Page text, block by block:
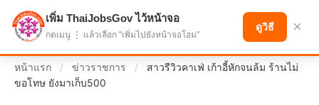
แบ่งปันโอกาส เพื่ออนาคตที่ก้าวหน้า
หน้าแรก / ข่าวราชการ /
สาวรีวิวคาเฟ่ เก้าอี้หักจนล้ม ร้านไม่
ขอโทษ ยังมาเก็บ500
เพิ่ม ThaiJobsGov ไว้หน้าจอ
กดเมนู ⋮ แล้วเลือก "เพิ่มไปยังหน้าจอโฮม"
ดูวิธี ×